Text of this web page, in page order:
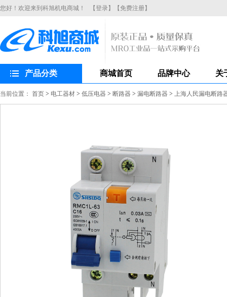
您好！欢迎来到科旭机电商城！ 【登录】 【免费注册】
产品分类 商城首页 品牌中心 关
当前位置： 首页 > 电工器材 > 低压电器 > 断路器 > 漏电断路器 > 上海人民漏电断路